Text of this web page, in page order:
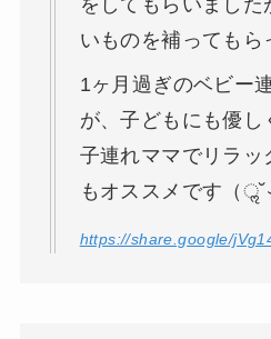
いものを補っても
1ヶ月過ぎのベビー
が、子どもにも優し
子連れママでリラッ
もオススメです（ॢ
https://share.google/